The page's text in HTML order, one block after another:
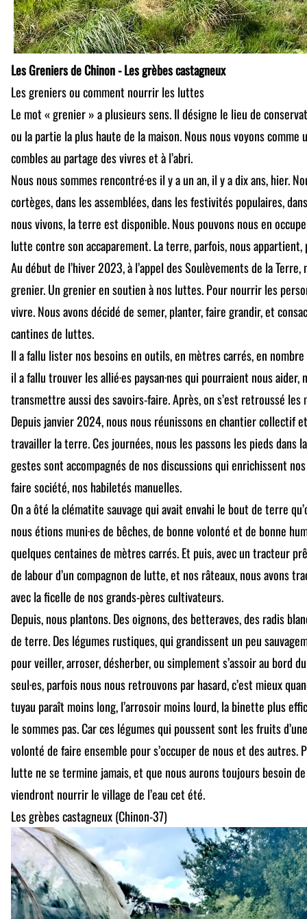
Les Greniers de Chinon - Les grèbes castagneux
Les greniers ou comment nourrir les luttes
Le mot « grenier » a plusieurs sens. Il désigne le lieu de
ou la partie la plus haute de la maison. Nous nous voyons comme
combles au partage des vivres et à l’abri.
Nous nous sommes rencontré·es il y a un an, il y a dix ans, hier.
cortèges, dans les assemblées, dans les festivités populaires,
nous vivons, la terre est disponible. Nous pouvons nous en
lutte contre son accaparement. La terre, parfois, nous
Au début de l’hiver 2023, à l’appel des Soulèvements de la
grenier. Un grenier en soutien à nos luttes. Pour nourrir les
vivre. Nous avons décidé de semer, planter, faire grandir, et
cantines de luttes.
Il a fallu lister nos besoins en outils, en mètres carrés, en
il a fallu trouver les allié·es paysan·nes qui pourraient nous aider,
transmettre aussi des savoirs-faire. Après, on s’est retroussé les
Depuis janvier 2024, nous nous réunissons en chantier collectif
travailler la terre. Ces journées, nous les passons les pieds dans
gestes sont accompagnés de nos discussions qui enrichissent
faire société, nos habiletés manuelles.
On a ôté la clématite sauvage qui avait envahi le bout de terre
nous étions muni·es de bêches, de bonne volonté et de bonne
quelques centaines de mètres carrés. Et puis, avec un tracteur
de labour d’un compagnon de lutte, et nos râteaux, nous avons
avec la ficelle de nos grands-pères cultivateurs.
Depuis, nous plantons. Des oignons, des betteraves, des radis
de terre. Des légumes rustiques, qui grandissent un peu
pour veiller, arroser, désherber, ou simplement s’assoir au bord
seul·es, parfois nous nous retrouvons par hasard, c’est mieux
tuyau paraît moins long, l’arrosoir moins lourd, la binette plus
le sommes pas. Car ces légumes qui poussent sont les fruits
volonté de faire ensemble pour s’occuper de nous et des autres.
lutte ne se termine jamais, et que nous aurons toujours besoin
viendront nourrir le village de l’eau cet été.
Les grèbes castagneux (Chinon-37)